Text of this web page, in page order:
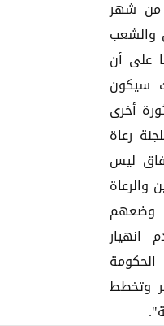
من شهر
والشعب
على أن
سيكون
أخرى
رعاة
ليس
والرعاة
وضعهم
انهيار
الحكومة
وتخطط